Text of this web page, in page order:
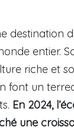
destination
entier.
riche et
font un
En 2024,
une